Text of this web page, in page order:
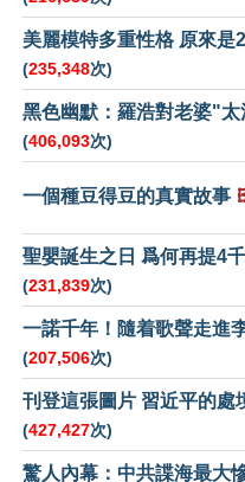
美麗模特多重性格 原來是
(235,348次)
黑色幽默：羅浩對老婆"
(406,093次)
一個種豆得豆的真實故事
聖嬰誕生之日 爲何再提4
(231,839次)
一諾千年！隨着歌聲走進
(207,506次)
刊登這張圖片 習近平的處
(427,427次)
驚人內幕：中共諜海最大